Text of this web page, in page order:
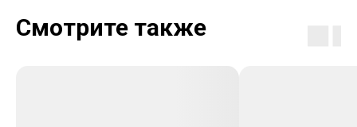
Смотрите также